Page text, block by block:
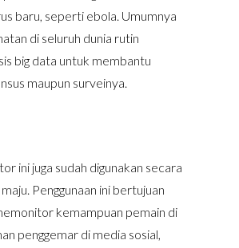
baru, seperti ebola. Umumnya
di seluruh dunia rutin
big data untuk membantu
maupun surveinya.
ini juga sudah digunakan secara
Penggunaan ini bertujuan
kemampuan pemain di
penggemar di media sosial,